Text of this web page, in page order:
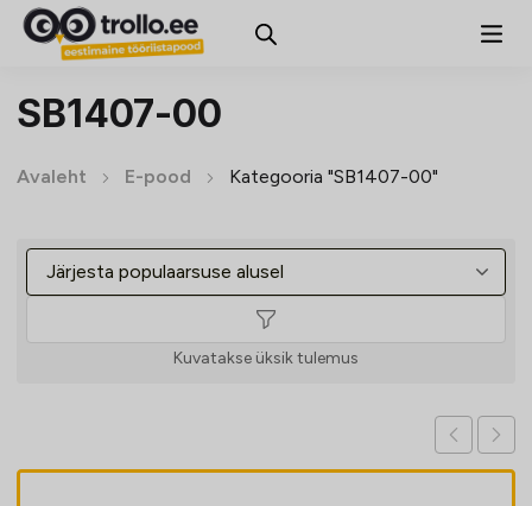
SB1407-00
Avaleht E-pood Kategooria "SB1407-00"
Kuvatakse üksik tulemus